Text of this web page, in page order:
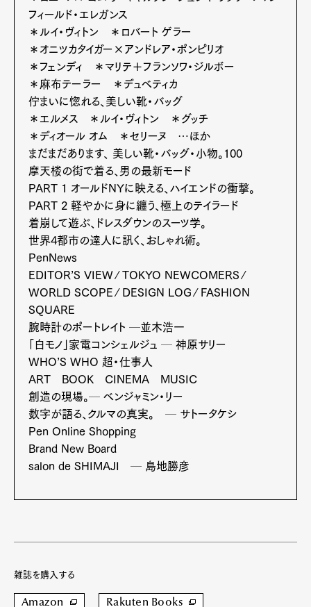
Watch
GourmetCars
ProductCultureLifestyle
Pen Membership
Magazine
Official Columnist
Contact
Pen international Pen tw
フィールド・エレガンス
＊ルイ・ヴィトン ＊ロバート ゲラー
＊オニツカタイガー×アンドレア・ポンピリオ
＊フェンディ ＊マリテ＋フランソワ・ジルボー
＊麻布テーラー ＊デュベティカ
佇まいに惚れる、美しい靴・バッグ
＊エルメス ＊ルイ・ヴィトン ＊グッチ
＊ディオール オム ＊セリーヌ …ほか
まだまだあります、 美しい靴・バッグ・小物。100
摩天楼の街で着る、男の最新モード
PART 1 オールドNYに映える、ハイエンドの衝撃。
PART 2 軽やかに身に纏う、極上のテイラード
着崩して遊ぶ、ドレスダウンのスーツ学。
世界4都市の達人に訊く、おしゃれ術。
PenNews
EDITOR’S VIEW ∕ TOKYO NEWCOMERS ∕
WORLD SCOPE ∕ DESIGN LOG ∕ FASHION
SQUARE
腕時計のポートレイト ─並木浩一
「白モノ」家電コンシェルジュ ─ 神原サリー
WHO’S WHO 超・仕事人
ART BOOK CINEMA MUSIC
創造の現場。─ ベンジャミン・リー
数字が語る、クルマの真実。 ─ サトータケシ
Pen Online Shopping
Brand New Board
salon de SHIMAJI ─ 島地勝彦
雑誌を購入する
Amazon Rakuten Books